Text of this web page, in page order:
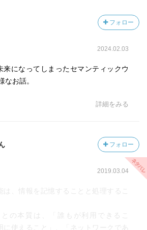
フォロー
2024.02.03
来になってしまったセマンティックウ
なお話。
詳細をみる
フォロー
2019.03.04
は、情報を記憶することと処理するこ
の本質は、「誰もが利用できるこ
に使えること」、「ネットワークであ